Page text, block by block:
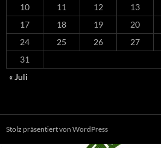
10
11 12 13
17
18 19 20
24
25 26 27
31
« Juli
Stolz präsentiert von WordPress